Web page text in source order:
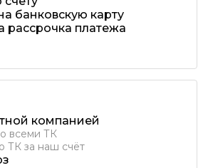
банковскую карту
рассрочка платежа
компанией
всеми ТК
ТК за наш счёт